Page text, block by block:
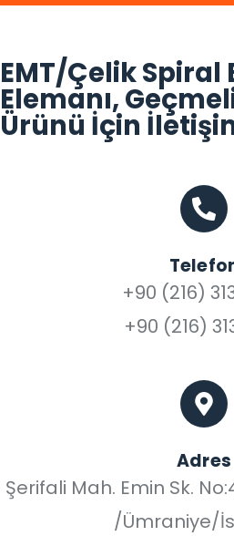
EMT/Çelik Spiral
Elemanı,
Ürünü İçin
+90 (216)
+90 (216)
Adres
Şerifali Mah. Emin Sk.
/Ümraniye/